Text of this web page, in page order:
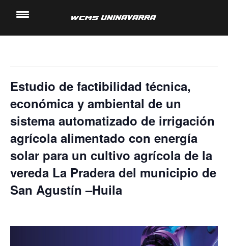
Estudio de factibilidad técnica,
económica y ambiental de un
sistema automatizado de irrigación
agrícola alimentado con energía
solar para un cultivo agrícola de la
vereda La Pradera del municipio de
San Agustín –Huila